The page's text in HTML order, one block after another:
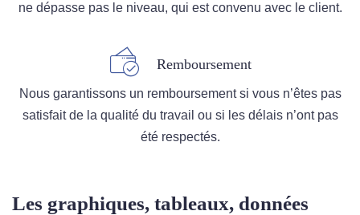
ne dépasse pas le niveau, qui est convenu avec le client.
Remboursement
Nous garantissons un remboursement si vous n’êtes pas
satisfait de la qualité du travail ou si les délais n’ont pas
été respectés.
Les graphiques, tableaux, données